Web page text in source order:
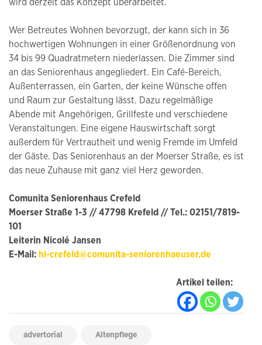
wird derzeit das Konzept überarbeitet.
Wer Betreutes Wohnen bevorzugt, der kann sich in 36
hochwertigen Wohnungen in einer Größenordnung von
34 bis 99 Quadratmetern niederlassen. Die Zimmer sind
an das Seniorenhaus angegliedert. Ein Café-Bereich,
Außenterrassen, ein Garten, der keine Wünsche offen
und Raum zur Gestaltung lässt. Dazu regelmäßige
Abende mit Angehörigen, Grillfeste und verschiedene
Veranstaltungen. Eine eigene Hauswirtschaft sorgt
außerdem für Vertrautheit und wenig Fremde im Umfeld
der Gäste. Das Seniorenhaus an der Moerser Straße, es ist
das neue Zuhause mit ganz viel Herz geworden.
Comunita Seniorenhaus Crefeld
Moerser Straße 1-3 // 47798 Krefeld // Tel.: 02151/7819-
101
Leiterin Nicolé Jansen
E-Mail: hl-crefeld@comunita-seniorenhaeuser.de
Artikel teilen:
advertorial Altenpflege